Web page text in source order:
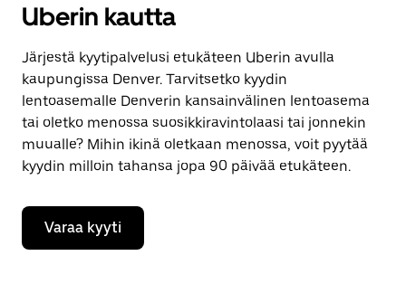
Uberin kautta
Järjestä kyytipalvelusi etukäteen Uberin avulla
kaupungissa Denver. Tarvitsetko kyydin
lentoasemalle Denverin kansainvälinen lentoasema
tai oletko menossa suosikkiravintolaasi tai jonnekin
muualle? Mihin ikinä oletkaan menossa, voit pyytää
kyydin milloin tahansa jopa 90 päivää etukäteen.
Varaa kyyti